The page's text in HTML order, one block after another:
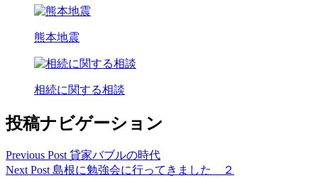
熊本地震
相続に関する相談
投稿ナビゲーション
Previous Post貸家バブルの時代
Next Post島根に勉強会に行ってきました ２